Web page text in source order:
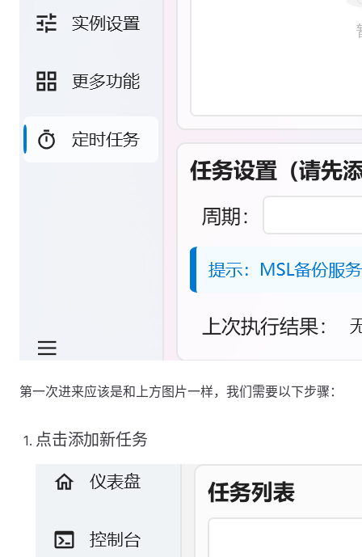
第一次进来应该是和上方图片一样，我们需要以下步骤：
点击添加新任务